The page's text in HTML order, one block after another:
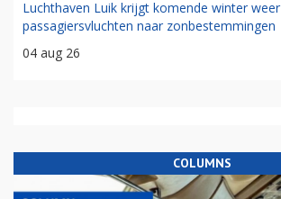
Luchthaven Luik krijgt komende winter weer
passagiersvluchten naar zonbestemmingen
04 aug 26
COLUMNS